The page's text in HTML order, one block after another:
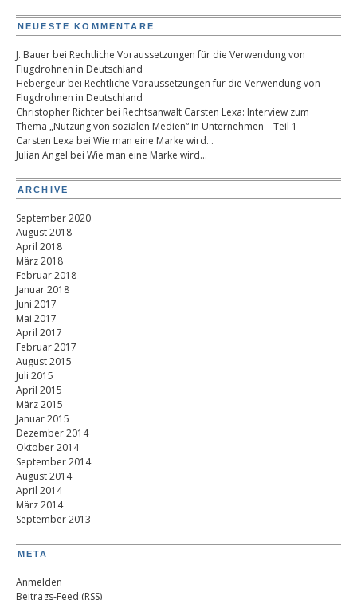
NEUESTE KOMMENTARE
J. Bauer bei Rechtliche Voraussetzungen für die Verwendung von
Flugdrohnen in Deutschland
Hebergeur bei Rechtliche Voraussetzungen für die Verwendung von
Flugdrohnen in Deutschland
Christopher Richter bei Rechtsanwalt Carsten Lexa: Interview zum
Thema „Nutzung von sozialen Medien“ in Unternehmen – Teil 1
Carsten Lexa bei Wie man eine Marke wird…
Julian Angel bei Wie man eine Marke wird…
ARCHIVE
September 2020
August 2018
April 2018
März 2018
Februar 2018
Januar 2018
Juni 2017
Mai 2017
April 2017
Februar 2017
August 2015
Juli 2015
April 2015
März 2015
Januar 2015
Dezember 2014
Oktober 2014
September 2014
August 2014
April 2014
März 2014
September 2013
META
Anmelden
Beitrags-Feed (RSS)